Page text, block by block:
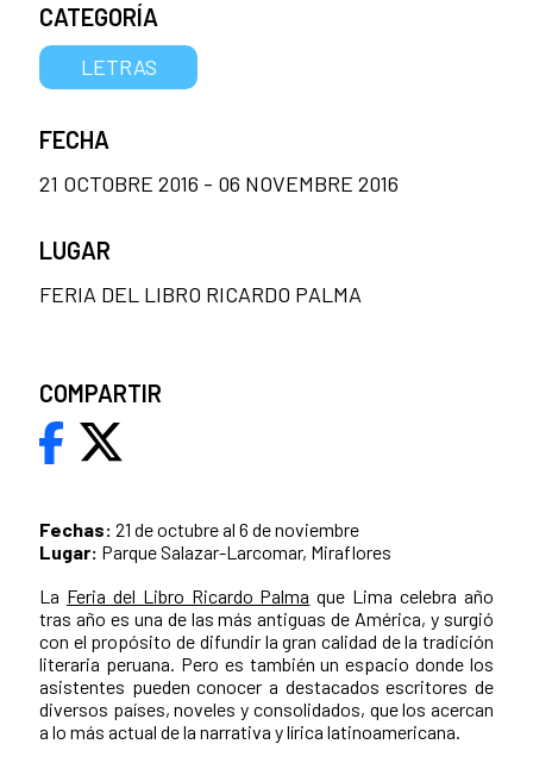
Fechas: 21 de octubre al 6 de noviembre
Lugar: Parque Salazar-Larcomar, Miraflores
La Feria del Libro Ricardo Palma que Lima celebra año
tras año es una de las más antiguas de América, y surgió
con el propósito de difundir la gran calidad de la tradición
literaria peruana. Pero es también un espacio donde los
asistentes pueden conocer a destacados escritores de
diversos países, noveles y consolidados, que los acercan
a lo más actual de la narrativa y lírica latinoamericana.
CATEGORÍA
LETRAS
FECHA
21 OCTOBRE 2016 - 06 NOVEMBRE 2016
LUGAR
FERIA DEL LIBRO RICARDO PALMA
COMPARTIR